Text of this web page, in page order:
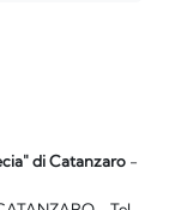
di Catanzaro -